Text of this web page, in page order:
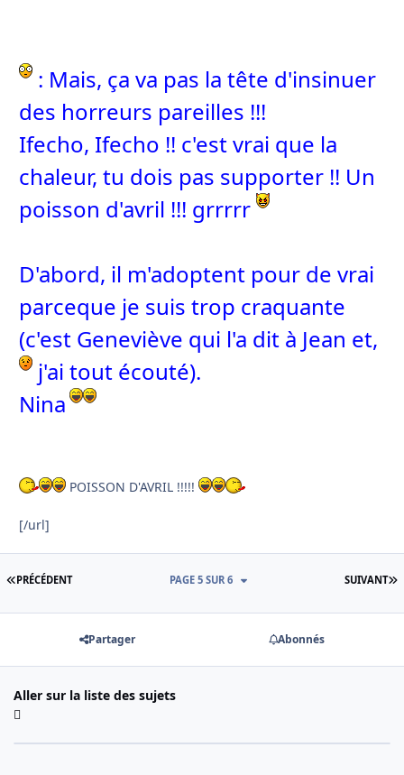
: Mais, ça va pas la tête d'insinuer
des horreurs pareilles !!!
Ifecho, Ifecho !! c'est vrai que la
chaleur, tu dois pas supporter !! Un
poisson d'avril !!! grrrrr
D'abord, il m'adoptent pour de vrai
parceque je suis trop craquante
(c'est Geneviève qui l'a dit à Jean et,
j'ai tout écouté).
Nina
POISSON D'AVRIL !!!!!
[/url]
PREMIÈRE PAGE
PRÉCÉDENT SUIVANT
PAGE 5 SUR 6
Partager Abonnés
Aller sur la liste des sujets